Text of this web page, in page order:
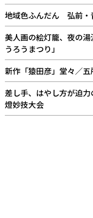
地域色ふんだん 弘前・
美人画の絵灯籠、夜の
うろうまつり」
新作「猿田彦」堂々／
差し手、はやし方が迫
燈妙技大会